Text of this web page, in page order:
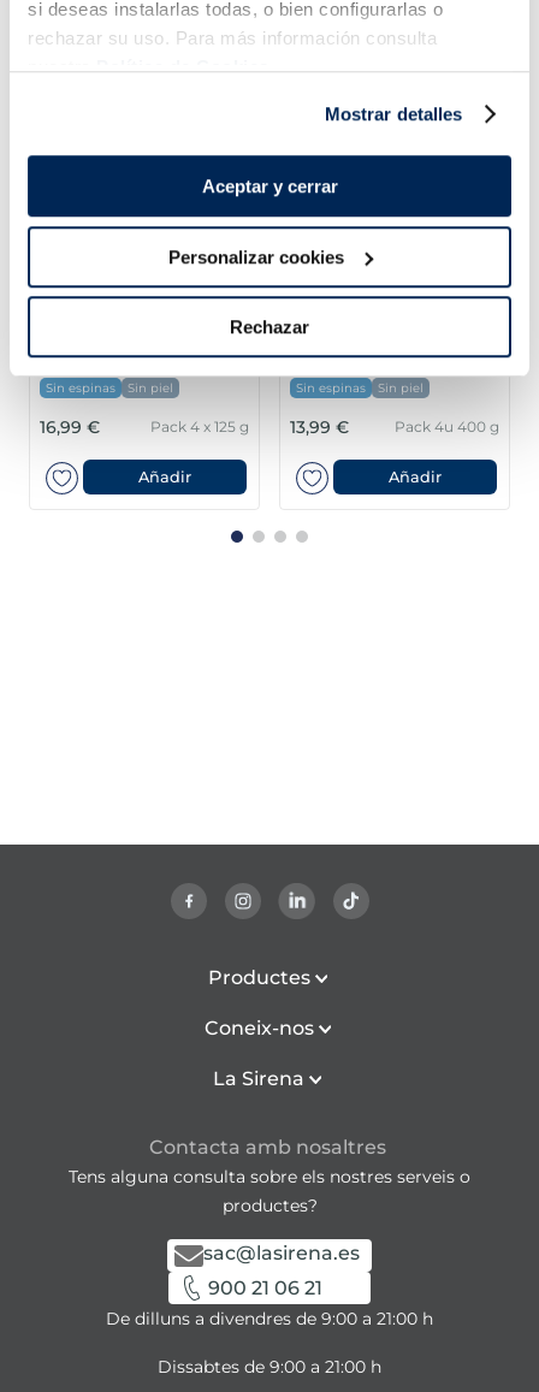
si deseas instalarlas todas, o bien configurarlas o
rechazar su uso. Para más información consulta
nuestraPolítica de Cookies.
Mostrar detalles
Aceptar y cerrar
Personalizar cookies
Rechazar
Combina-ho i fes un menú de 10!
Lloms de salmó noruec
Premium
Sin espinas Sin piel
16,99 € Pack 4 x 125 g
Añadir
Filets de salmó
Premium
Sin espinas Sin piel
13,99 € Pack 4u 400 g
Añadir
Productes
Coneix-nos
La Sirena
Contacta amb nosaltres
Tens alguna consulta sobre els nostres serveis o
productes?
sac@lasirena.es
900 21 06 21
De dilluns a divendres de 9:00 a 21:00 h
Dissabtes de 9:00 a 21:00 h